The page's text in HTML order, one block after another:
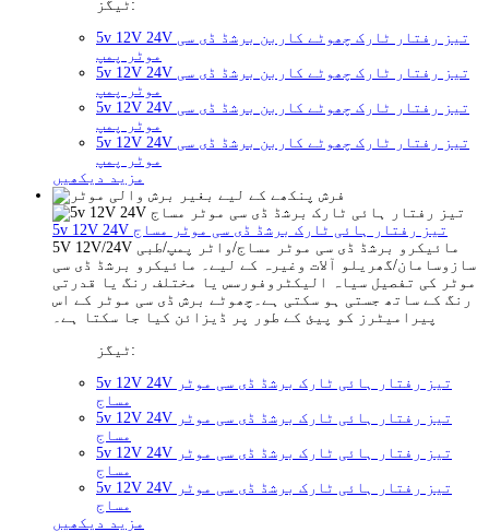
ٹیگز:
5v 12V 24V تیز رفتار ٹارک چھوٹے کاربن برشڈ ڈی سی
موٹر پمپ
5v 12V 24V تیز رفتار ٹارک چھوٹے کاربن برشڈ ڈی سی
موٹر پمپ
5v 12V 24V تیز رفتار ٹارک چھوٹے کاربن برشڈ ڈی سی
موٹر پمپ
5v 12V 24V تیز رفتار ٹارک چھوٹے کاربن برشڈ ڈی سی
موٹر پمپ
مزید دیکھیں
5v 12V 24V تیز رفتار ہائی ٹارک برشڈ ڈی سی موٹر مساج
5V 12V/24V مائیکرو برشڈ ڈی سی موٹر مساج/واٹر پمپ/طبی
سازوسامان/گھریلو آلات وغیرہ کے لیے۔ مائیکرو برشڈ ڈی سی
موٹر کی تفصیل سیاہ الیکٹروفورسس یا مختلف رنگ یا قدرتی
رنگ کے ساتھ جستی ہو سکتی ہے۔چھوٹے برش ڈی سی موٹر کے اس
پیرامیٹرز کو پیئ کے طور پر ڈیزائن کیا جا سکتا ہے۔
ٹیگز:
5v 12V 24V تیز رفتار ہائی ٹارک برشڈ ڈی سی موٹر
مساج
5v 12V 24V تیز رفتار ہائی ٹارک برشڈ ڈی سی موٹر
مساج
5v 12V 24V تیز رفتار ہائی ٹارک برشڈ ڈی سی موٹر
مساج
5v 12V 24V تیز رفتار ہائی ٹارک برشڈ ڈی سی موٹر
مساج
مزید دیکھیں